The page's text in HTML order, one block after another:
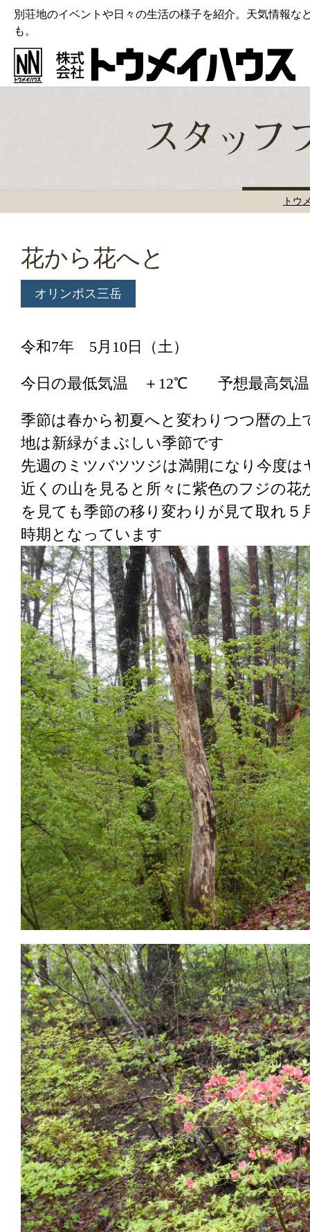
別荘地のイベントや日々の生活の様子を紹介。天気情報な
も。
トウ
花から花へと
オリンポス三岳
令和7年 5月10日（土）
今日の最低気温 ＋12℃ 予想最高
季節は春から初夏へと変わりつつ暦の上
地は新緑がまぶしい季節です
先週のミツバツツジは満開になり今度
近くの山を見ると所々に紫色のフジの
を見ても季節の移り変わりが見て取れ
時期となっています